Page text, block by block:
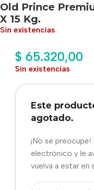
Old Prince
X 15 Kg.
Sin existencias
$ 65.320,00
Sin existencias
Este
agotado.
¡No se
electrónico y le
vuelva a estar en